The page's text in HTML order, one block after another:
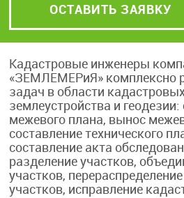
ОСТАВИТЬ ЗАЯВКУ
Кадастровые инженеры
«ЗЕМЛЕМЕРиЯ» комплексно
задач в области
землеустройства и геодезии:
межевого плана, вынос
составление технического
составление акта
разделение участков,
участков,
участков, исправление